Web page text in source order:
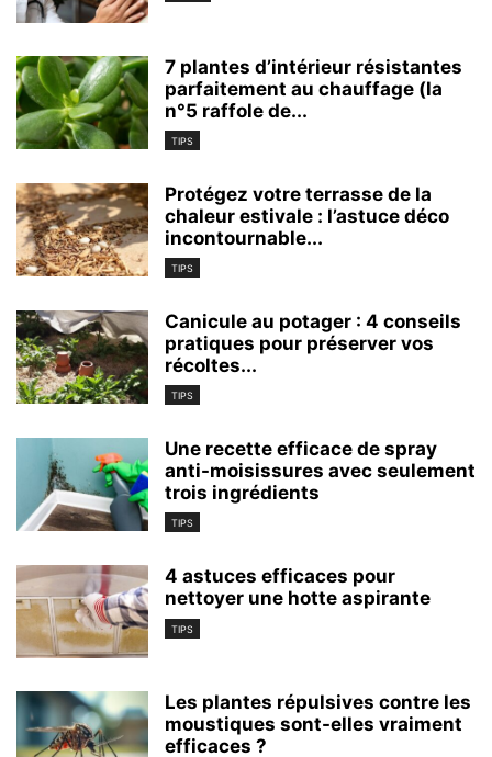
7 plantes d’intérieur résistantes
parfaitement au chauffage (la
n°5 raffole de...
TIPS
Protégez votre terrasse de la
chaleur estivale : l’astuce déco
incontournable...
TIPS
Canicule au potager : 4 conseils
pratiques pour préserver vos
récoltes...
TIPS
Une recette efficace de spray
anti-moisissures avec seulement
trois ingrédients
TIPS
4 astuces efficaces pour
nettoyer une hotte aspirante
TIPS
Les plantes répulsives contre les
moustiques sont-elles vraiment
efficaces ?